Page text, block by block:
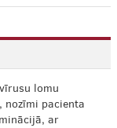
lomu
nozīmi pacienta
ar